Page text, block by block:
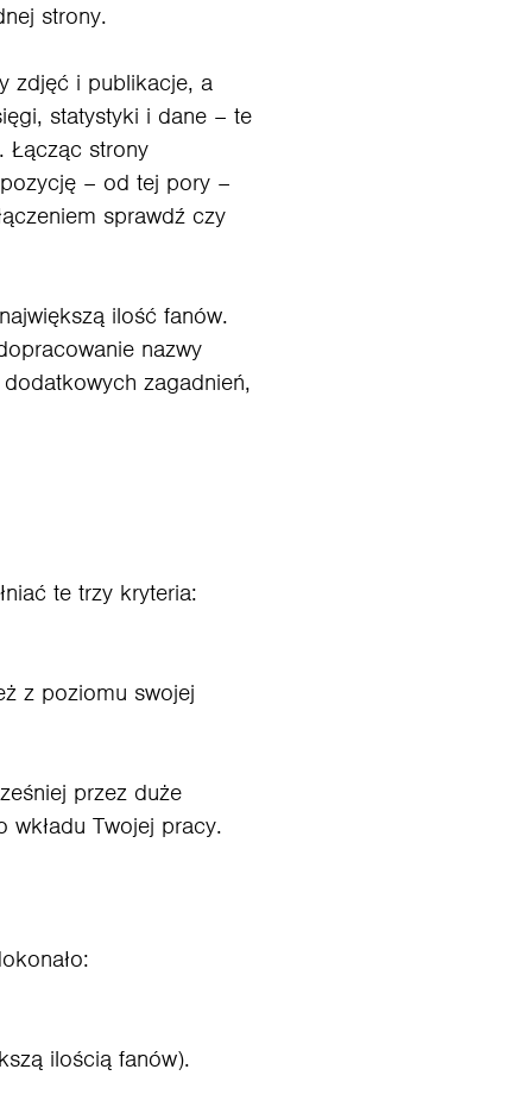
strony.
zdjęć i publikacje, a
statystyki i dane – te
Łącząc strony
– od tej pory –
sprawdź czy
ilość fanów.
nazwy
zagadnień,
te trzy kryteria:
z poziomu swojej
przez duże
Twojej pracy.
ilością fanów).